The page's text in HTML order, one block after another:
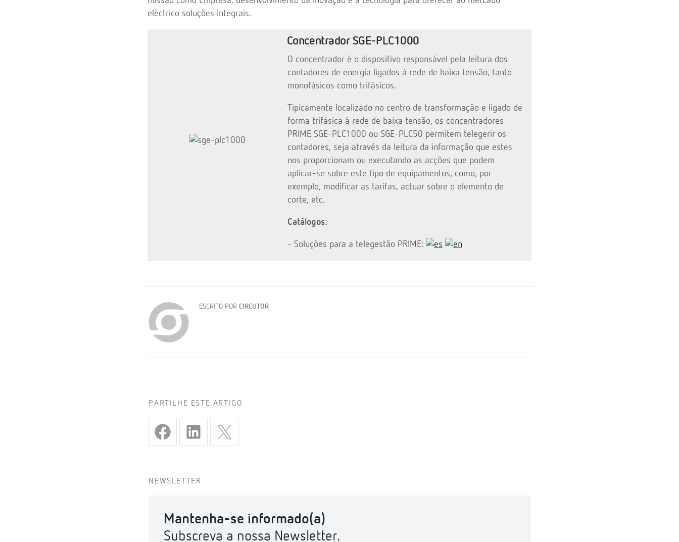
eléctrico soluções integrais.
Concentrador SGE-PLC1000
O concentrador é o dispositivo responsável pela leitura dos
contadores de energia ligados à rede de baixa tensão, tanto
monofásicos como trifásicos.
Tipicamente localizado no centro de transformação e ligado de
forma trifásica à rede de baixa tensão, os concentradores
PRIME SGE-PLC1000 ou SGE-PLC50 permitem telegerir os
contadores, seja através da leitura da informação que estes
nos proporcionam ou executando as acções que podem
aplicar-se sobre este tipo de equipamentos, como, por
exemplo, modificar as tarifas, actuar sobre o elemento de
corte, etc.
Catálogos:
- Soluções para a telegestão PRIME:
ESCRITO PORCIRCUTOR
PARTILHE ESTE ARTIGO
NEWSLETTER
Mantenha-se informado(a)
Subscreva a nossa Newsletter.